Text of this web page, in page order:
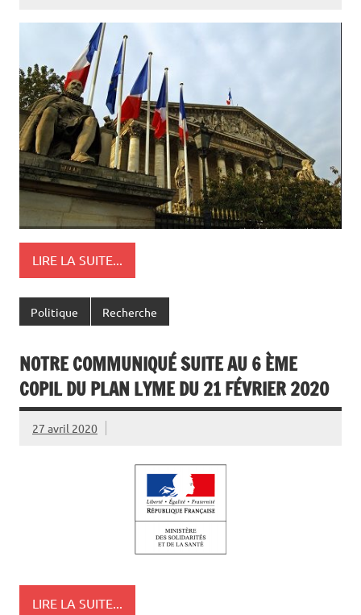
LIRE LA SUITE...
Politique Recherche
NOTRE COMMUNIQUÉ SUITE AU 6 ÈME
COPIL DU PLAN LYME DU 21 FÉVRIER 2020
27 avril 2020
LIRE LA SUITE...